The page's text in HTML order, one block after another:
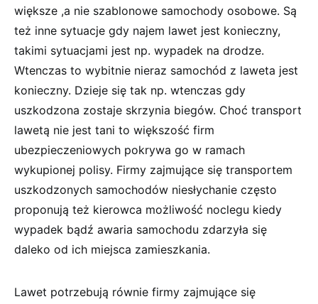
większe ,a nie szablonowe samochody osobowe. Są
też inne sytuacje gdy najem lawet jest konieczny,
takimi sytuacjami jest np. wypadek na drodze.
Wtenczas to wybitnie nieraz samochód z laweta jest
konieczny. Dzieje się tak np. wtenczas gdy
uszkodzona zostaje skrzynia biegów. Choć transport
lawetą nie jest tani to większość firm
ubezpieczeniowych pokrywa go w ramach
wykupionej polisy. Firmy zajmujące się transportem
uszkodzonych samochodów niesłychanie często
proponują też kierowca możliwość noclegu kiedy
wypadek bądź awaria samochodu zdarzyła się
daleko od ich miejsca zamieszkania.
Lawet potrzebują równie firmy zajmujące się